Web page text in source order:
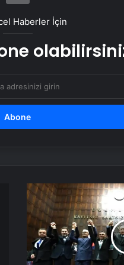
Ajax ve
Yapay
modelleri
Haberler İçin
İYİ
Parti'den
istifa
eden
Yenikent
Belediye